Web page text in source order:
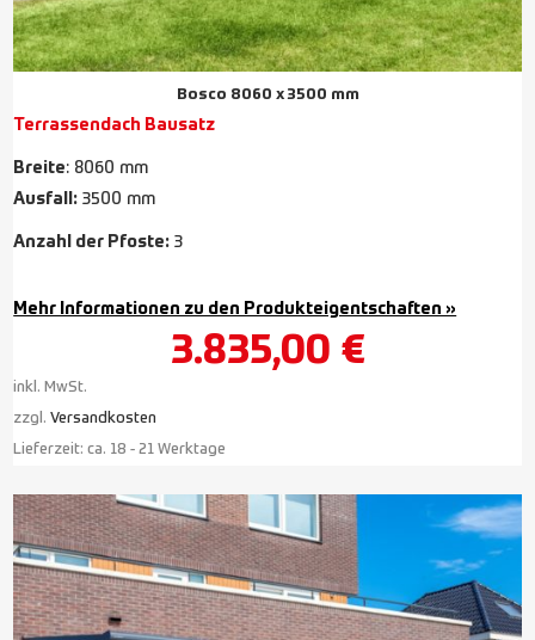
Bosco 8060 x 3500 mm
Terrassendach Bausatz
Breite: 8060 mm
Ausfall: 3500 mm
Anzahl der Pfoste: 3
Mehr Informationen zu den Produkteigentschaften »
3.835,00 €
inkl. MwSt.
zzgl.Versandkosten
Lieferzeit:ca. 18 - 21 Werktage